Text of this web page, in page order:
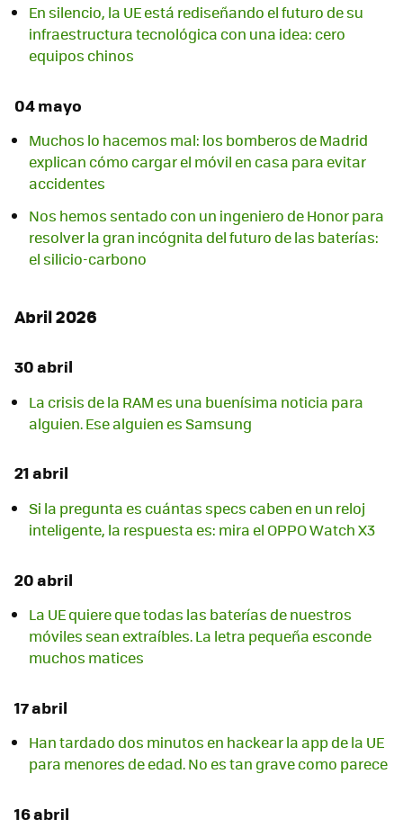
En silencio, la UE está rediseñando el futuro de su
infraestructura tecnológica con una idea: cero
equipos chinos
04 mayo
Muchos lo hacemos mal: los bomberos de Madrid
explican cómo cargar el móvil en casa para evitar
accidentes
Nos hemos sentado con un ingeniero de Honor para
resolver la gran incógnita del futuro de las baterías:
el silicio-carbono
Abril 2026
30 abril
La crisis de la RAM es una buenísima noticia para
alguien. Ese alguien es Samsung
21 abril
Si la pregunta es cuántas specs caben en un reloj
inteligente, la respuesta es: mira el OPPO Watch X3
20 abril
La UE quiere que todas las baterías de nuestros
móviles sean extraíbles. La letra pequeña esconde
muchos matices
17 abril
Han tardado dos minutos en hackear la app de la UE
para menores de edad. No es tan grave como parece
16 abril